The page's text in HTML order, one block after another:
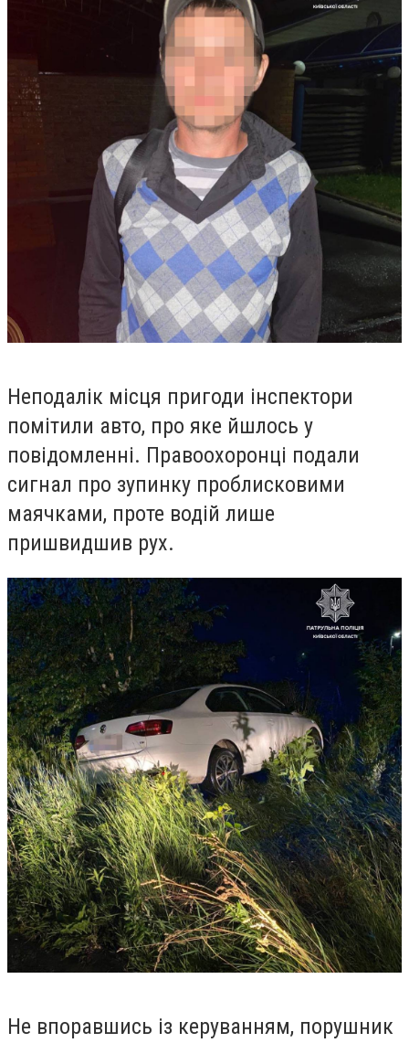
Неподалік місця пригоди інспектори
помітили авто, про яке йшлось у
повідомленні. Правоохоронці подали
сигнал про зупинку проблисковими
маячками, проте водій лише
пришвидшив рух.
Не впоравшись із керуванням, порушник